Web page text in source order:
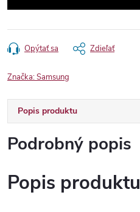
Opýtať sa Zdieľať
Značka:Samsung
Popis produktu
Podrobný popis
Popis produktu